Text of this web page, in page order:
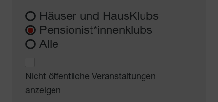
Häuser und HausKlubs
Pensionist*innenklubs
Alle
Nicht öffentliche Veranstaltungen
anzeigen